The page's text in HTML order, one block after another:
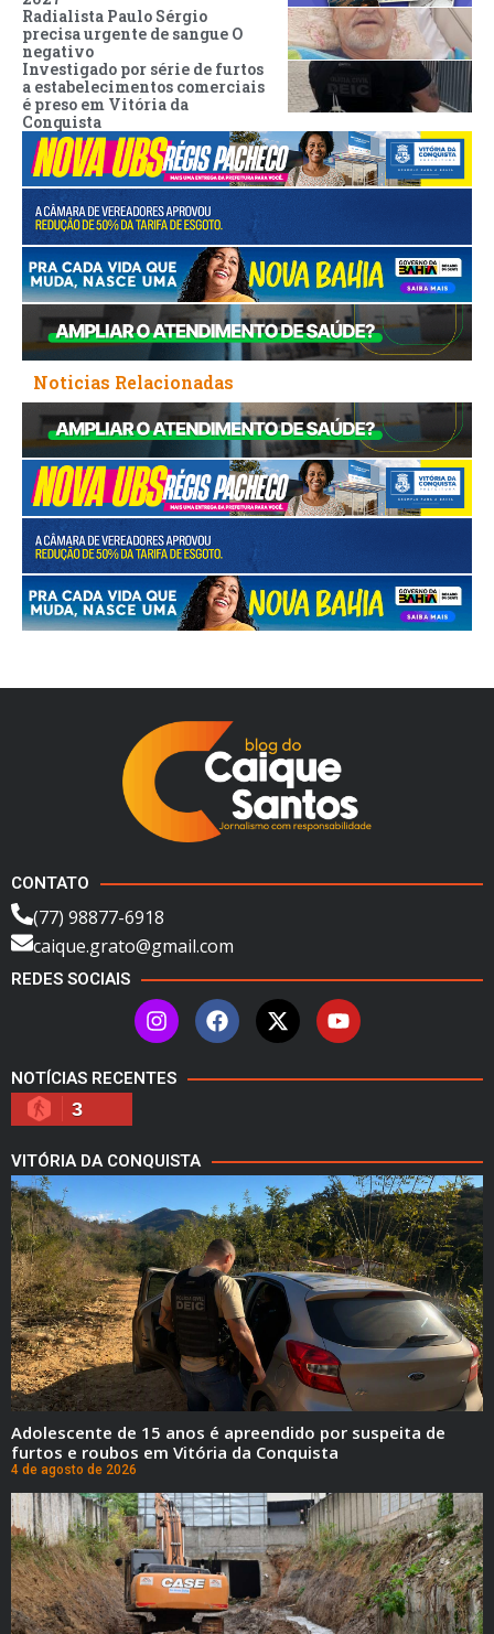
Radialista Paulo Sérgio
precisa urgente de sangue O
negativo
Investigado por série de furtos
a estabelecimentos comerciais
é preso em Vitória da
Conquista
Noticias Relacionadas
CONTATO
(77) 98877-6918
caique.grato@gmail.com
REDES SOCIAIS
NOTÍCIAS RECENTES
3
VITÓRIA DA CONQUISTA
Adolescente de 15 anos é apreendido por suspeita de
furtos e roubos em Vitória da Conquista
4 de agosto de 2026